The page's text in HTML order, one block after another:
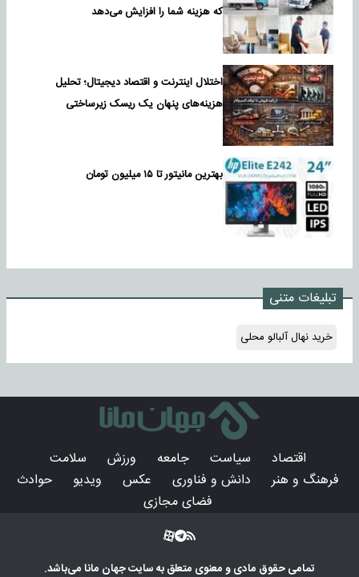
که هزینه شما را افزایش می‌دهد
اختلال اینترنت و اقتصاد دیجیتال؛ تحلیل
هزینه‌های پنهان یک ریسک زیرساختی
بهترین مانیتور تا ۱۵ میلیون تومان
تبلیغات متنی
خرید نهال آلبالو محلی
اقتصاد سیاست جامعه ورزش
سلامت
فرهنگ و هنر
دانش و فناوری عکس ویدیو
حوادث
فضای مجازی
تمامی حقوق مادی و معنوی متعلق به سایتجهان مانامی‌باشد.